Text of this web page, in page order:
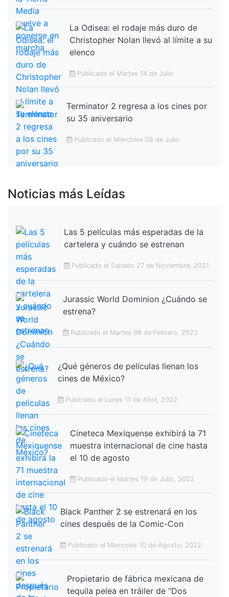
La Odisea: el rodaje más duro de
Christopher Nolan llevó al límite a su
elenco
Publicado el Martes 14 de Julio
Terminator 2 regresa a los cines por
su 35 aniversario
Publicado el Miercoles 08 de Julio
Noticias más Leídas
Las 5 películas más esperadas de la
cartelera y cuándo se estrenan
Publicado el Sabado 27 de Noviembre, 2021
Jurassic World Dominion ¿Cuándo se
estrena?
Publicado el Martes 08 de Febrero, 2022
¿Qué géneros de películas llenan los
cines de México?
Publicado el Lunes 11 de Abril, 2022
Cineteca Mexiquense exhibirá la 71
muestra internacional de cine hasta
el 10 de agosto
Publicado el Martes 19 de Julio, 2022
Black Panther 2 se estrenará en los
cines después de la Comic-Con
Publicado el Miercoles 10 de Agosto, 2022
Propietario de fábrica mexicana de
tequila pelea en tráiler de "Dos